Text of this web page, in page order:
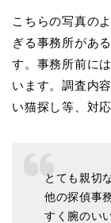
こちらの写真の
ぎる事務所があ
す。事務所前に
います。調査内
い猫探し等、対
とても親切
他の探偵事
すく腕のい